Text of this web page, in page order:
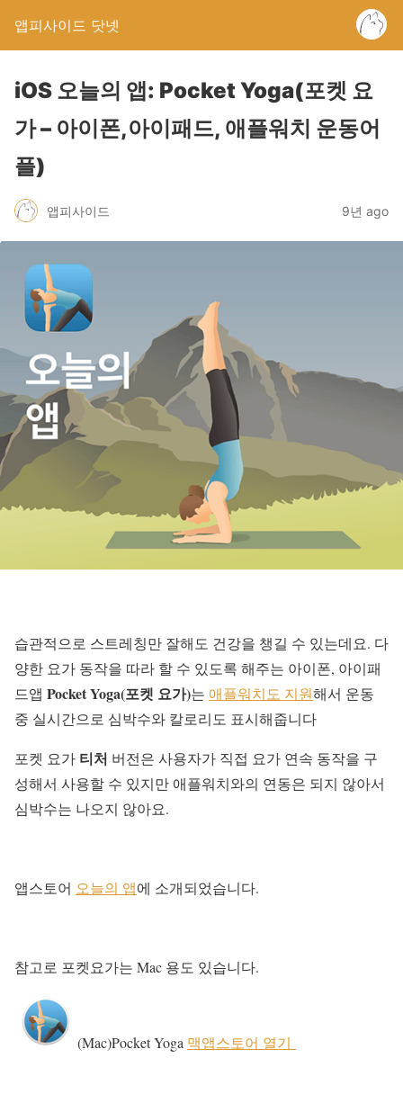
앱피사이드 닷넷
iOS 오늘의 앱: Pocket Yoga(포켓 요
가 – 아이폰,아이패드, 애플워치 운동어
플)
앱피사이드 9년 ago
습관적으로 스트레칭만 잘해도 건강을 챙길 수 있는데요. 다
양한 요가 동작을 따라 할 수 있도록 해주는 아이폰, 아이패
드앱 Pocket Yoga(포켓 요가)는 애플워치도 지원해서 운동
중 실시간으로 심박수와 칼로리도 표시해줍니다
포켓 요가 티처 버전은 사용자가 직접 요가 연속 동작을 구
성해서 사용할 수 있지만 애플워치와의 연동은 되지 않아서
심박수는 나오지 않아요.
앱스토어 오늘의 앱에 소개되었습니다.
참고로 포켓요가는 Mac 용도 있습니다.
(Mac)Pocket Yoga 맥앱스토어 열기